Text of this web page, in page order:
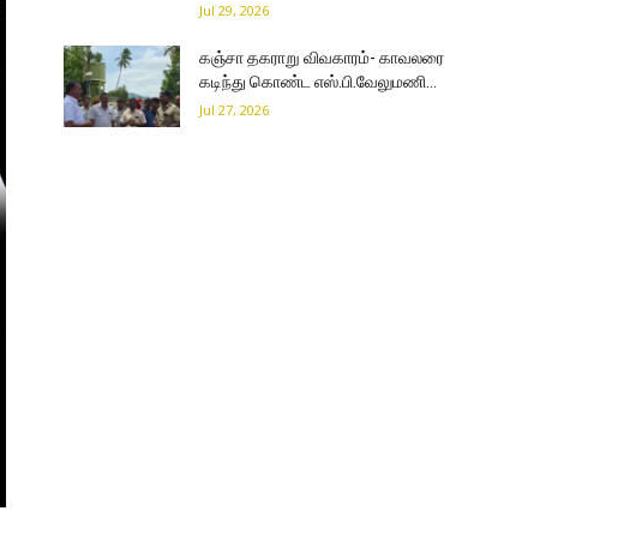
Jul 29, 2026
கஞ்சா தகராறு விவகாரம்- காவலரை
கடிந்து கொண்ட எஸ்.பி.வேலுமணி…
Jul 27, 2026